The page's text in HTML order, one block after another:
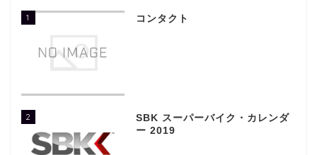
1 コンタクト
2
SBK スーパーバイク・カレンダ
ー 2019